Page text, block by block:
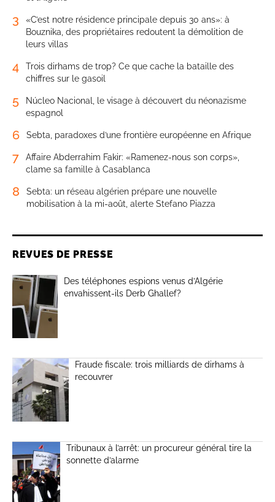
3
«C’est notre résidence principale depuis 30 ans»: à
Bouznika, des propriétaires redoutent la démolition de
leurs villas
4
Trois dirhams de trop? Ce que cache la bataille des
chiffres sur le gasoil
5
Núcleo Nacional, le visage à découvert du néonazisme
espagnol
6 Sebta, paradoxes d’une frontière européenne en Afrique
7
Affaire Abderrahim Fakir: «Ramenez-nous son corps»,
clame sa famille à Casablanca
8
Sebta: un réseau algérien prépare une nouvelle
mobilisation à la mi-août, alerte Stefano Piazza
REVUES DE PRESSE
Des téléphones espions venus d’Algérie
envahissent-ils Derb Ghallef?
Fraude fiscale: trois milliards de dirhams à
recouvrer
Tribunaux à l’arrêt: un procureur général tire la
sonnette d’alarme